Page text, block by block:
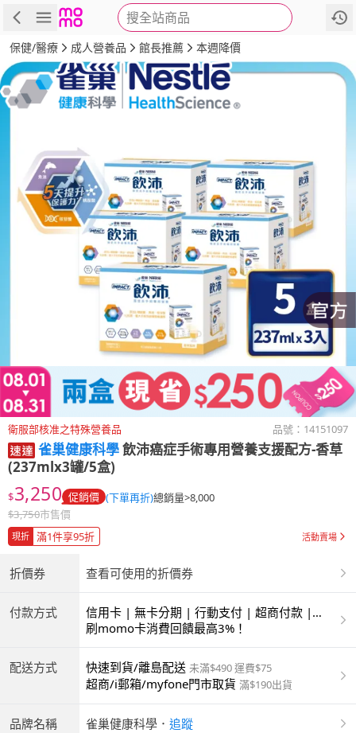
搜全站商品
商品 評價 詳情
保健/醫療 成人營養品 館長推薦 本週降價
衛服部核准之特殊營養品 品號： 14151097
雀巢健康科學飲沛癌症手術專用營養支援配方-香草
(237mlx3罐/5盒)
$3,250 促銷價 (下單再折)總銷量>8,000
$3,750市售價
現折 滿1件享95折 活動賣場
折價券 查看可使用的折價券
付款方式
信用卡 | 無卡分期 | 行動支付 | 超商付款 |
ATM | 銀聯卡
刷momo卡消費回饋最高3%！
配送方式 快速到貨/離島配送 未滿$490 運費$75
超商/i郵箱/myfone門市取貨 滿$190出貨
品牌名稱 雀巢健康科學 ． 追蹤